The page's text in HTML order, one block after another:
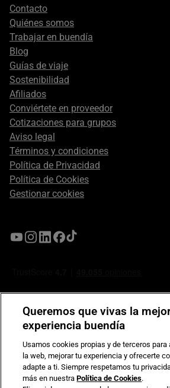
Footer
secondary
Contacto
Quiénes somos
Trabajar en buendía
Blog
Guías de viaje
Sostenibilidad
Afiliados
Conviértete en proveedor
Cotizaciones para grupos
Aviso legal
Términos y condiciones
Política de Privacidad
Política de Cookies
Gestionar cookies
Compromiso de seguridad en pagos
Queremos que vivas la
experiencia buendía
Usamos cookies propias y de terceros para
la web, mejorar tu experiencia y ofrecerte
adapte a ti. Siempre respetamos tu
más en nuestraPolítica de Cookies.